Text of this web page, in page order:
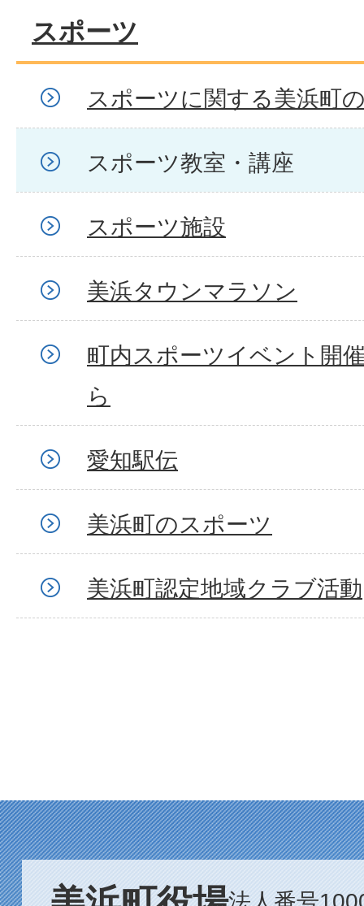
スポーツ
スポーツに関する美浜町
スポーツ教室・講座
スポーツ施設
美浜タウンマラソン
町内スポーツイベント開
ら
愛知駅伝
美浜町のスポーツ
美浜町認定地域クラブ活動